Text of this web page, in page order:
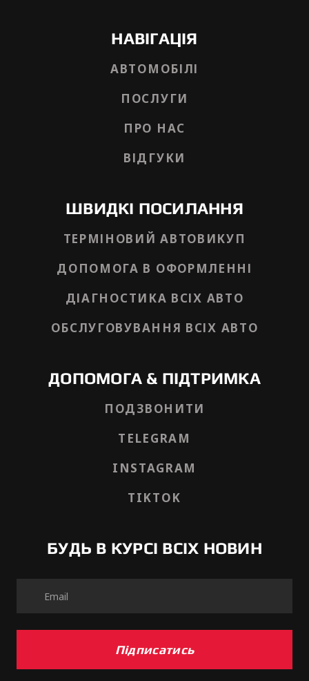
НАВІГАЦІЯ
АВТОМОБІЛІ
ПОСЛУГИ
ПРО НАС
ВІДГУКИ
ШВИДКІ ПОСИЛАННЯ
ТЕРМІНОВИЙ АВТОВИКУП
ДОПОМОГА В ОФОРМЛЕННІ
ДІАГНОСТИКА ВСІХ АВТО
ОБСЛУГОВУВАННЯ ВСІХ АВТО
ДОПОМОГА & ПІДТРИМКА
ПОДЗВОНИТИ
TELEGRAM
INSTAGRAM
TIKTOK
БУДЬ В КУРСІ ВСІХ НОВИН
Підписатись